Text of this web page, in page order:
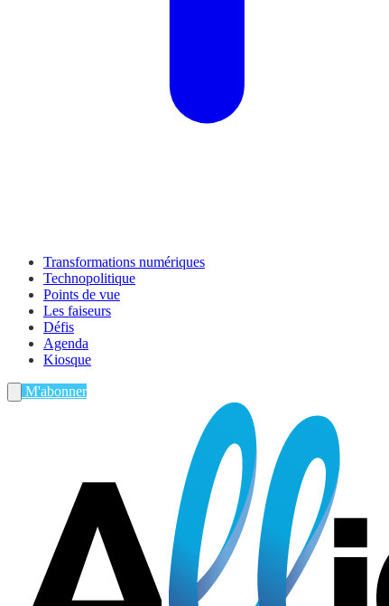
Transformations numériques
Technopolitique
Points de vue
Les faiseurs
Défis
Agenda
Kiosque
M'abonner